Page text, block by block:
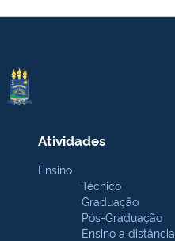
Atividades
Ensino
Técnico
Graduação
Pós-Graduação
Ensino a distância